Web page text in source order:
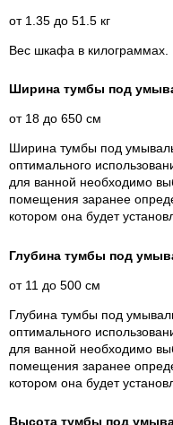
от 1.35 до 51.5 кг
Вес шкафа в килограммах.
Ширина тумбы под
от 18 до 650 см
Ширина тумбы под
оптимального
для ванной необходимо
помещения заранее
котором она будет
Глубина тумбы под
от 11 до 500 см
Глубина тумбы под
оптимального
для ванной необходимо
помещения заранее
котором она будет
Высота тумбы под